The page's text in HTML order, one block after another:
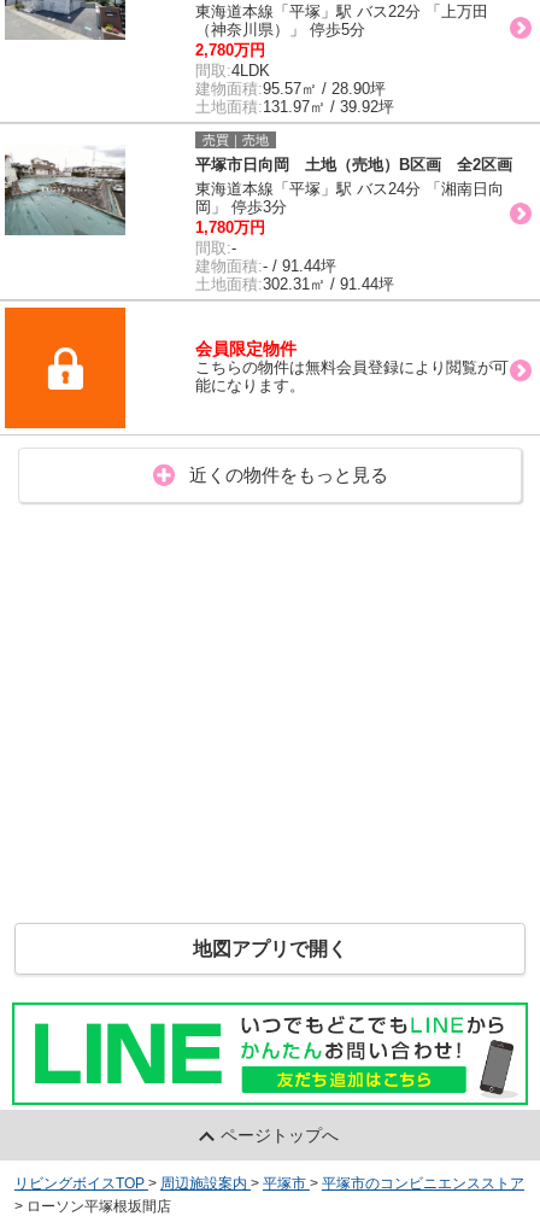
東海道本線「平塚」駅 バス22分 「上万田
（神奈川県）」 停歩5分
2,780万円
間取:4LDK
建物面積:95.57㎡ / 28.90坪
土地面積:131.97㎡ / 39.92坪
売買｜売地
平塚市日向岡 土地（売地）B区画 全2区画
東海道本線「平塚」駅 バス24分 「湘南日向
岡」 停歩3分
1,780万円
間取:-
建物面積:- / 91.44坪
土地面積:302.31㎡ / 91.44坪
会員限定物件
こちらの物件は無料会員登録により閲覧が可
能になります。
近くの物件をもっと見る
地図アプリで開く
ページトップへ
リビングボイスTOP > 周辺施設案内 > 平塚市 > 平塚市のコンビニエンスストア
> ローソン平塚根坂間店